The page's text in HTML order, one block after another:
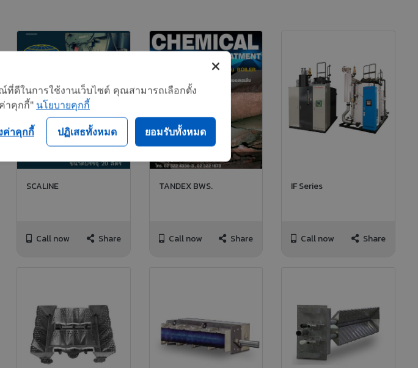
SCALINE
Call now Share
TANDEX BWS.
Call now Share
IF Series
Call now Share
ที่ดีในการใช้งานเว็บไซต์ คุณสามารถเลือกตั้ง
าคุกกี้" นโยบายคุกกี้
ปฏิเสธทั้งหมด ยอมรับทั้งหมด
ค่าคุกกี้